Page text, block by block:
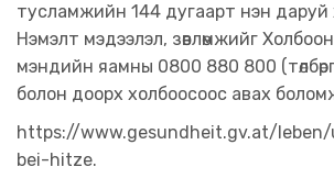
тусламжийн 144 дугаарт нэн даруй
Нэмэлт мэдээлэл, зөвлөмжийг
мэндийн яамны 0800 880 800
болон доорх холбоосоос авах
https://www.gesundheit.gv.at/
bei-hitze.